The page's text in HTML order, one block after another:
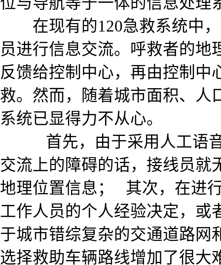
在现有的120急救系统中
员进行信息交流。呼救者的
反馈给控制中心，再由控制中
救。然而，随着城市面积、人
系统已显得力不从心。
首先，由于采用人工语音
交流上的障碍的话，接线员就
地理位置信息；
其次，在进
工作人员的个人经验决定，或
于城市错综复杂的交通道路网
选择救助车辆路线增加了很大